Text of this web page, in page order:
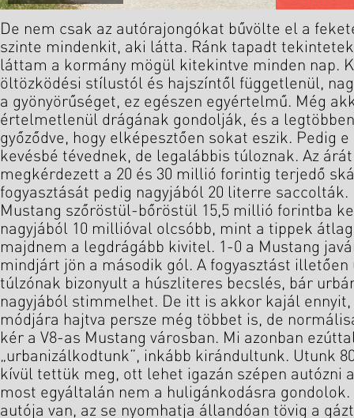
De nem csak az autórajongókat bűvölte el a
szinte mindenkit, aki látta. Ránk tapadt
láttam a kormány mögül kitekintve minden nap.
öltözködési stílustól és hajszíntől függetlenül,
a gyönyörűséget, ez egészen egyértelmű. Még
értelmetlenül drágának gondolják, és a
győződve, hogy elképesztően sokat eszik. Pedig
kevésbé tévednek, de legalábbis túloznak. Az
megkérdezett a 20 és 30 millió forintig terjedő
fogyasztását pedig nagyjából 20 literre
Mustang szőröstül-bőröstül 15,5 millió forintba
nagyjából 10 millióval olcsóbb, mint a tippek
majdnem a legdrágább kivitel. 1-0 a Mustang
mindjárt jön a második gól. A fogyasztást illetően
túlzónak bizonyult a húszliteres becslés, bár
nagyjából stimmelhet. De itt is akkor kajál
módjára hajtva persze még többet is, de
kér a V8-as Mustang városban. Mi azonban
„urbanizálkodtunk”, inkább kirándultunk. Utunk
kívül tettük meg, ott lehet igazán szépen autózni
most egyáltalán nem a huligánkodásra
autója van, az se nyomhatja állandóan tövig a